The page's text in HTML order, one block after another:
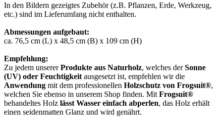
In den Bildern gezeigtes Zubehör (z.B. Pflanzen, Erde, Werkzeug,
etc.) sind im Lieferumfang nicht enthalten.
Abmessungen aufgebaut:
ca. 76,5 cm (L) x 48,5 cm (B) x 109 cm (H)
Empfehlung:
Zu jedem unsererProdukte aus Naturholz, welches derSonne
(UV) oder Feuchtigkeit ausgesetzt ist, empfehlen wir die
Anwendung mit dem professionellen Holzschutz von Frogsuit®,
welchen Sie ebenso in unserem Shop finden. Mit Frogsuit®
behandeltes Holz lässt Wasser einfach abperlen, das Holz erhält
einen seidenmatten Glanz und wird genährt.